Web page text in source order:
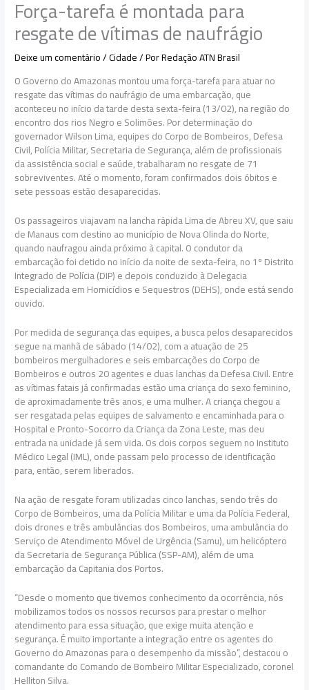
Força-tarefa é montada para
resgate de vítimas de naufrágio
Deixe um comentário/Cidade/ PorRedação ATN Brasil
O Governo do Amazonas montou uma força-tarefa para atuar no
resgate das vítimas do naufrágio de uma embarcação, que
aconteceu no início da tarde desta sexta-feira (13/02), na região do
encontro dos rios Negro e Solimões. Por determinação do
governador Wilson Lima, equipes do Corpo de Bombeiros, Defesa
Civil, Polícia Militar, Secretaria de Segurança, além de profissionais
da assistência social e saúde, trabalharam no resgate de 71
sobreviventes. Até o momento, foram confirmados dois óbitos e
sete pessoas estão desaparecidas.
Os passageiros viajavam na lancha rápida Lima de Abreu XV, que saiu
de Manaus com destino ao município de Nova Olinda do Norte,
quando naufragou ainda próximo à capital. O condutor da
embarcação foi detido no início da noite de sexta-feira, no 1º Distrito
Integrado de Polícia (DIP) e depois conduzido à Delegacia
Especializada em Homicídios e Sequestros (DEHS), onde está sendo
ouvido.
Por medida de segurança das equipes, a busca pelos desaparecidos
segue na manhã de sábado (14/02), com a atuação de 25
bombeiros mergulhadores e seis embarcações do Corpo de
Bombeiros e outros 20 agentes e duas lanchas da Defesa Civil. Entre
as vítimas fatais já confirmadas estão uma criança do sexo feminino,
de aproximadamente três anos, e uma mulher. A criança chegou a
ser resgatada pelas equipes de salvamento e encaminhada para o
Hospital e Pronto-Socorro da Criança da Zona Leste, mas deu
entrada na unidade já sem vida. Os dois corpos seguem no Instituto
Médico Legal (IML), onde passam pelo processo de identificação
para, então, serem liberados.
Na ação de resgate foram utilizadas cinco lanchas, sendo três do
Corpo de Bombeiros, uma da Polícia Militar e uma da Polícia Federal,
dois drones e três ambulâncias dos Bombeiros, uma ambulância do
Serviço de Atendimento Móvel de Urgência (Samu), um helicóptero
da Secretaria de Segurança Pública (SSP-AM), além de uma
embarcação da Capitania dos Portos.
“Desde o momento que tivemos conhecimento da ocorrência, nós
mobilizamos todos os nossos recursos para prestar o melhor
atendimento para essa situação, que exige muita atenção e
segurança. É muito importante a integração entre os agentes do
Governo do Amazonas para o desempenho da missão”, destacou o
comandante do Comando de Bombeiro Militar Especializado, coronel
Helliton Silva.